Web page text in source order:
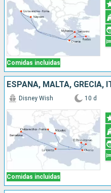
Comidas incluidas
ESPAÑA, MALTA, GRECIA,
Comidas incluidas
Disney Wish 10 d